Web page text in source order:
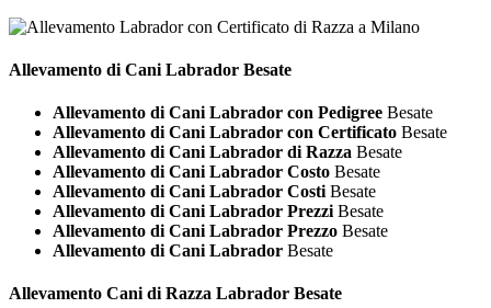
Allevamento di Cani Labrador Besate
Allevamento di Cani Labrador con Pedigree Besate
Allevamento di Cani Labrador con Certificato Besate
Allevamento di Cani Labrador di Razza Besate
Allevamento di Cani Labrador Costo Besate
Allevamento di Cani Labrador Costi Besate
Allevamento di Cani Labrador Prezzi Besate
Allevamento di Cani Labrador Prezzo Besate
Allevamento di Cani Labrador Besate
Allevamento Cani di Razza Labrador Besate